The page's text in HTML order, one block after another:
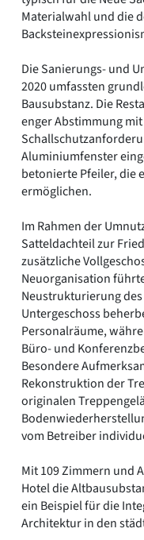
Materialwahl und die
Die Sanierungs- und
2020 umfassten
Bausubstanz. Die
enger Abstimmung
Aluminiumfenster
betonierte Pfeiler, die
ermöglichen.
Im Rahmen der
Satteldachteil zur
zusätzliche
Neuorganisation
Neustrukturierung
Untergeschoss
Personalräume,
Büro- und
Besondere
Rekonstruktion der
originalen
vom Betreiber
Mit 109 Zimmern und
Hotel die
ein Beispiel für die
Architektur in den